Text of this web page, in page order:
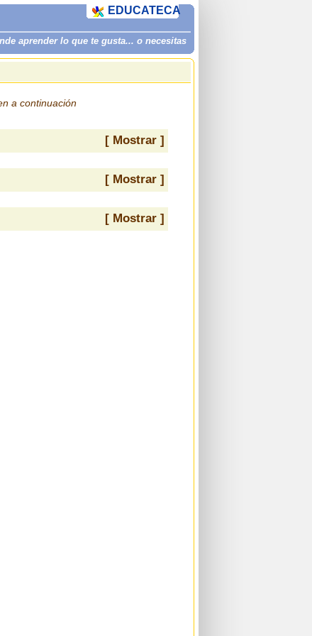
aprender lo que te gusta... o necesitas
EDUCATECA
a continuación
[ Mostrar ]
[ Mostrar ]
[ Mostrar ]